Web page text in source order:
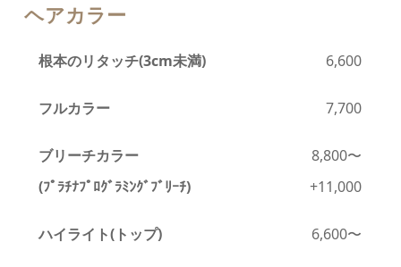
ヘアカラー
根本のリタッチ(3cm未満) 6,600
フルカラー 7,700
ブリーチカラー
(ﾌﾟﾗﾁﾅﾌﾟﾛｸﾞﾗﾐﾝｸﾞﾌﾞﾘｰﾁ)
8,800〜
+11,000
ハイライト( トップ) 6,600〜